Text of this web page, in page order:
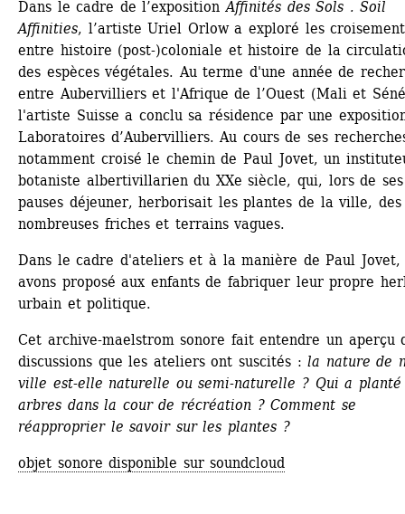
Dans le cadre de l’exposition Affinités des Sols . Soil
Affinities, l’artiste Uriel Orlow a exploré les
entre histoire (post-)coloniale et histoire de la
des espèces végétales. Au terme d'une année de
entre Aubervilliers et l'Afrique de l’Ouest (Mali et
l'artiste Suisse a conclu sa résidence par une
Laboratoires d’Aubervilliers. Au cours de ses
notamment croisé le chemin de Paul Jovet, un
botaniste albertivillarien du XXe siècle, qui, lors de ses
pauses déjeuner, herborisait les plantes de la ville, des
nombreuses friches et terrains vagues.
Dans le cadre d'ateliers et à la manière de Paul Jovet,
avons proposé aux enfants de fabriquer leur propre
urbain et politique.
Cet archive-maelstrom sonore fait entendre un aperçu
discussions que les ateliers ont suscités : la nature de
ville est-elle naturelle ou semi-naturelle ? Qui a planté
arbres dans la cour de récréation ? Comment se
réapproprier le savoir sur les plantes ?
objet sonore disponible sur soundcloud